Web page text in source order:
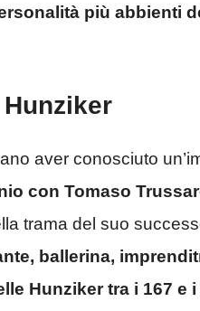
più abbienti
aver conosciuto
con Tomaso
trama del suo
ballerina,
Hunziker tra i 167 e